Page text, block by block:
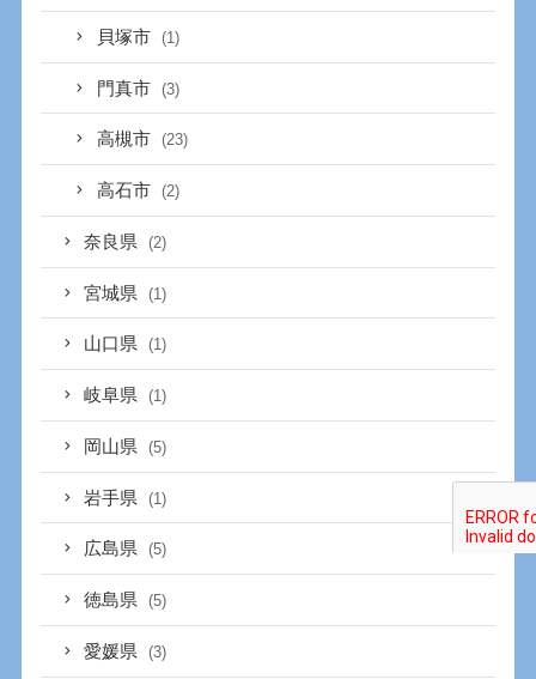
貝塚市 (1)
門真市 (3)
高槻市 (23)
高石市 (2)
奈良県 (2)
宮城県 (1)
山口県 (1)
岐阜県 (1)
岡山県 (5)
岩手県 (1)
広島県 (5)
徳島県 (5)
愛媛県 (3)